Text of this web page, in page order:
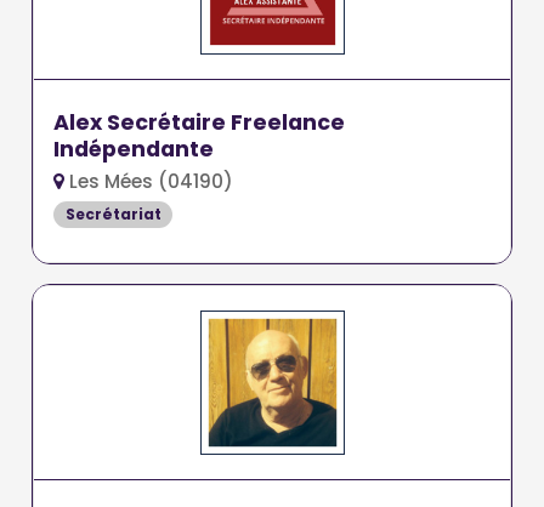
Alex Secrétaire Freelance
Indépendante
Les Mées (04190)
Secrétariat